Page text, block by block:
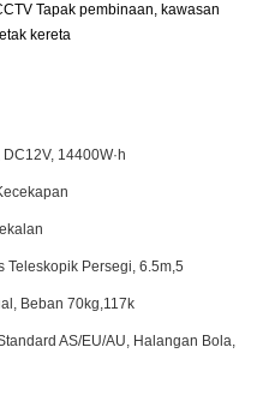
Tapak pembinaan, kawasan
kereta
14400W·h
Teleskopik Persegi, 6.5m,5
Beban 70kg,117k
AS/EU/AU, Halangan Bola,